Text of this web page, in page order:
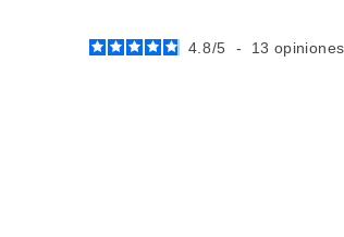
4.8/5 - 13 opiniones